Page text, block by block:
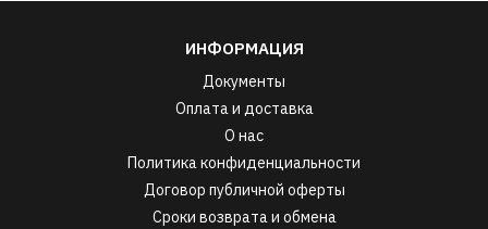
ИНФОРМАЦИЯ
Документы
Оплата и доставка
О нас
Политика конфиденциальности
Договор публичной оферты
Сроки возврата и обмена